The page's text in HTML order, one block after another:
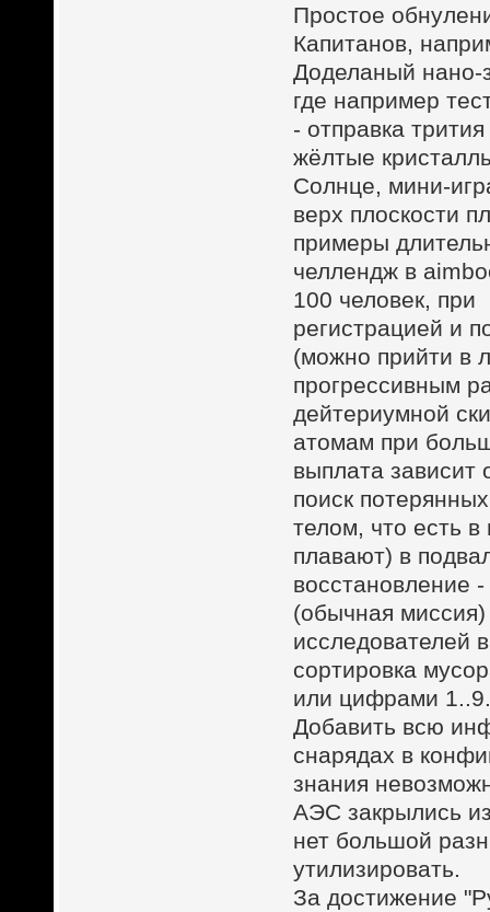
Простое
Капитанов,
Доделаный нано-
где например
- отправка
жёлтые
Солнце, мини-
верх плоскости
примеры
челлендж в
100 человек, при
регистрацией и
(можно прийти в
прогрессивным
дейтериумной
атомам при
выплата зависит
поиск
телом, что есть
плавают) в
восстановление
(обычная
исследователей
сортировка
или цифрами
Добавить всю
снарядах в
знания
АЭС закрылись
нет большой
утилизировать.
За достижение